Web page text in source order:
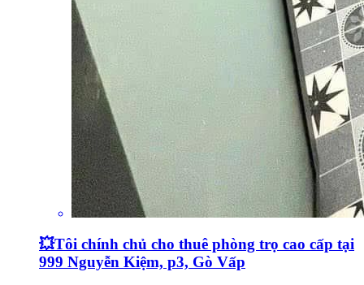
💥Tôi chính chủ cho thuê phòng trọ cao cấp tại
999 Nguyễn Kiệm, p3, Gò Vấp